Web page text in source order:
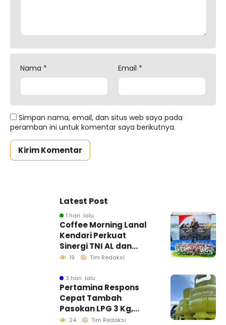
Nama * Email *
Simpan nama, email, dan situs web saya pada
peramban ini untuk komentar saya berikutnya.
Latest Post
1 hari lalu
Coffee Morning Lanal
Kendari Perkuat
Sinergi TNI AL dan
Insan Pers Wujudkan
19 Tim Redaksi
3 hari lalu
Pertamina Respons
Cepat Tambah
Pasokan LPG 3 Kg,
Kondisi Penyaluran di
24 Tim Redaksi